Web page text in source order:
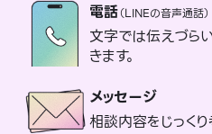
電話（LINEの音声通話）
文字では伝えづら
きます。
メッセージ
相談内容をじっく